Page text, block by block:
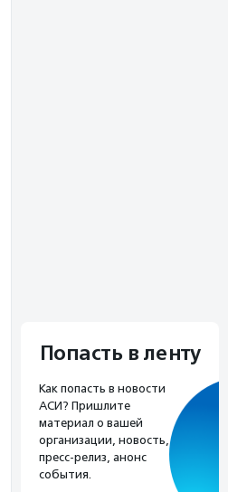
Попасть в ленту
Как попасть в новости
АСИ? Пришлите
материал о вашей
организации, новость,
пресс-релиз, анонс
события.